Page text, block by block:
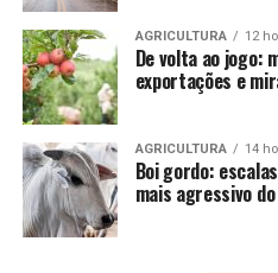
AGRICULTURA 12
De volta ao jogo:
exportações e
AGRICULTURA 14
Boi gordo:
mais agressivo